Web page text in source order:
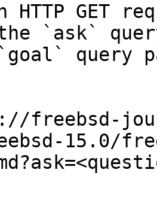
HTTP GET
`ask`
query
freebsd-
15.0/